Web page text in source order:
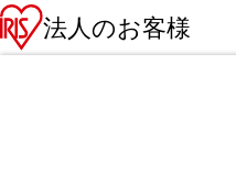
法人のお客様